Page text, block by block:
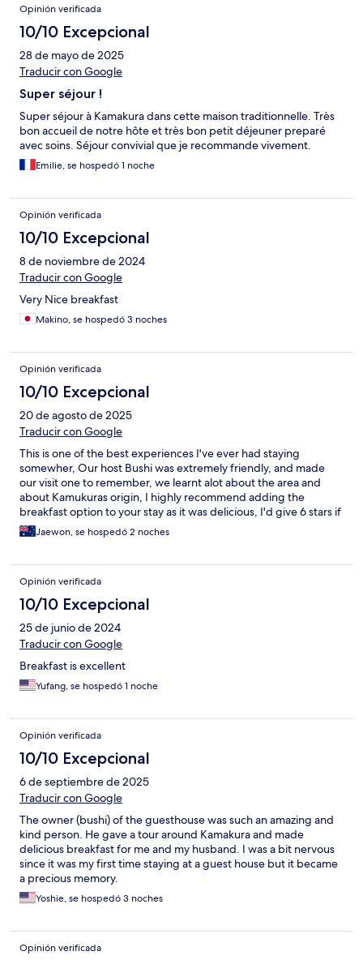
Opinión verificada
10/10 Excepcional
28 de mayo de 2025
Traducir con Google
Super séjour !
Super séjour à Kamakura dans cette maison traditionnelle. Très
bon accueil de notre hôte et très bon petit déjeuner preparé
avec soins. Séjour convivial que je recommande vivement.
Emilie, se hospedó 1 noche
Opinión verificada
10/10 Excepcional
8 de noviembre de 2024
Traducir con Google
Very Nice breakfast
Makino, se hospedó 3 noches
Opinión verificada
10/10 Excepcional
20 de agosto de 2025
Traducir con Google
This is one of the best experiences I've ever had staying
somewher, Our host Bushi was extremely friendly, and made
our visit one to remember, we learnt alot about the area and
about Kamukuras origin, I highly recommend adding the
breakfast option to your stay as it was delicious, I'd give 6 stars if
I couldJaewon, se hospedó 2 noches
Opinión verificada
10/10 Excepcional
25 de junio de 2024
Traducir con Google
Breakfast is excellent
Yufang, se hospedó 1 noche
Opinión verificada
10/10 Excepcional
6 de septiembre de 2025
Traducir con Google
The owner (bushi) of the guesthouse was such an amazing and
kind person. He gave a tour around Kamakura and made
delicious breakfast for me and my husband. I was a bit nervous
since it was my first time staying at a guest house but it became
a precious memory.
Yoshie, se hospedó 3 noches
Opinión verificada